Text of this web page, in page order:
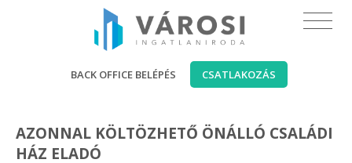
BACK OFFICE BELÉPÉS CSATLAKOZÁS
AZONNAL KÖLTÖZHETŐ ÖNÁLLÓ CSALÁDI
HÁZ ELADÓ